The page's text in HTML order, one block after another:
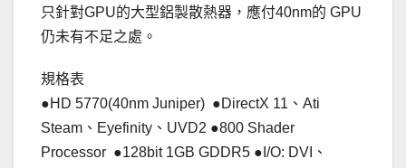
只針對GPU的大型鋁製散熱器，應付40nm的 GPU
仍未有不足之處。
規格表
●HD 5770(40nm Juniper) ●DirectX 11、Ati
Steam、Eyefinity、UVD2 ●800 Shader
Processor ●128bit 1GB GDDR5 ●I/O: DVI、